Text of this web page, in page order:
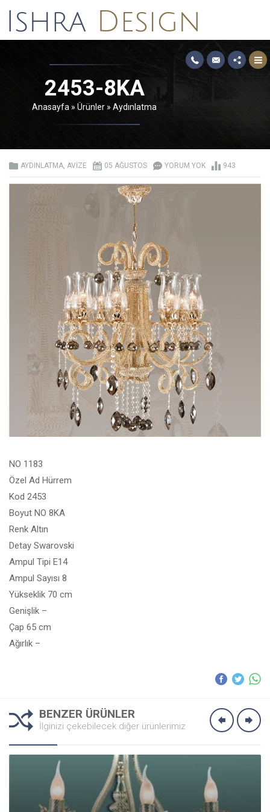
2453-8KA
Anasayfa » Ürünler » Aydınlatma
AYDINLATMA, AVIZE 05 AĞUSTOS YORUM YOK 943
NO 1183
Özel Ad Hürrem
Kod 2453
Boyut NO 8KA
Renk Altın
Detay Swarovski
Ampul Tipi E14
Ampul Sayısı 8
Yükseklik 70 cm
Genişlik –
Çap 65 cm
Ağırlık –
BENZER ÜRÜNLER
İlginizi çekebilecek diğer ürünlerimiz